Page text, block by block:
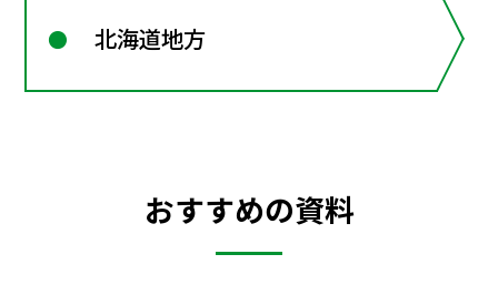
北海道地方
おすすめの資料